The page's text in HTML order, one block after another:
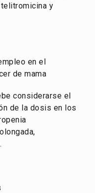
y
en el
de mama
considerarse el
de la dosis en los